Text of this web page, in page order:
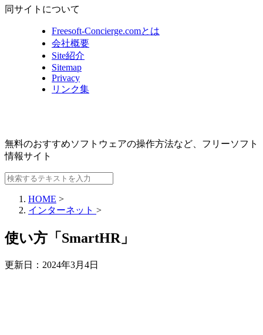
同サイトについて
Freesoft-Concierge.comとは
会社概要
Site紹介
Sitemap
Privacy
リンク集
無料のおすすめソフトウェアの操作方法など、 フリーソフト
情報サイト
HOME >
インターネット >
使い方「SmartHR」
更新日： 2024年3月4日